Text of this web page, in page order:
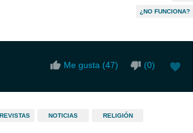
¿NO FUNCIONA?
Me gusta (47) (0)
NOTICIAS RELIGIÓN